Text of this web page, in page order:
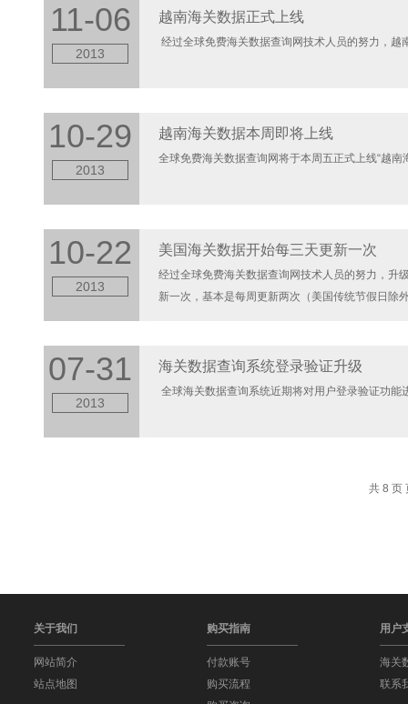
11-06
2013
越南海关数据正式上线
经过全球免费海关数据查询网技术人员的努力，
10-29
2013
越南海关数据本周即将上线
全球免费海关数据查询网将于本周五正式上线“越
10-22
2013
美国海关数据开始每三天更新一次
经过全球免费海关数据查询网技术人员的努力，升
新一次，基本是每周更新两次（美国传统节假日除
07-31
2013
海关数据查询系统登录验证升级
全球海关数据查询系统近期将对用户登录验证功
共 8 页
关于我们
网站简介
站点地图
购买指南
付款账号
购买流程
用户
海关
联系